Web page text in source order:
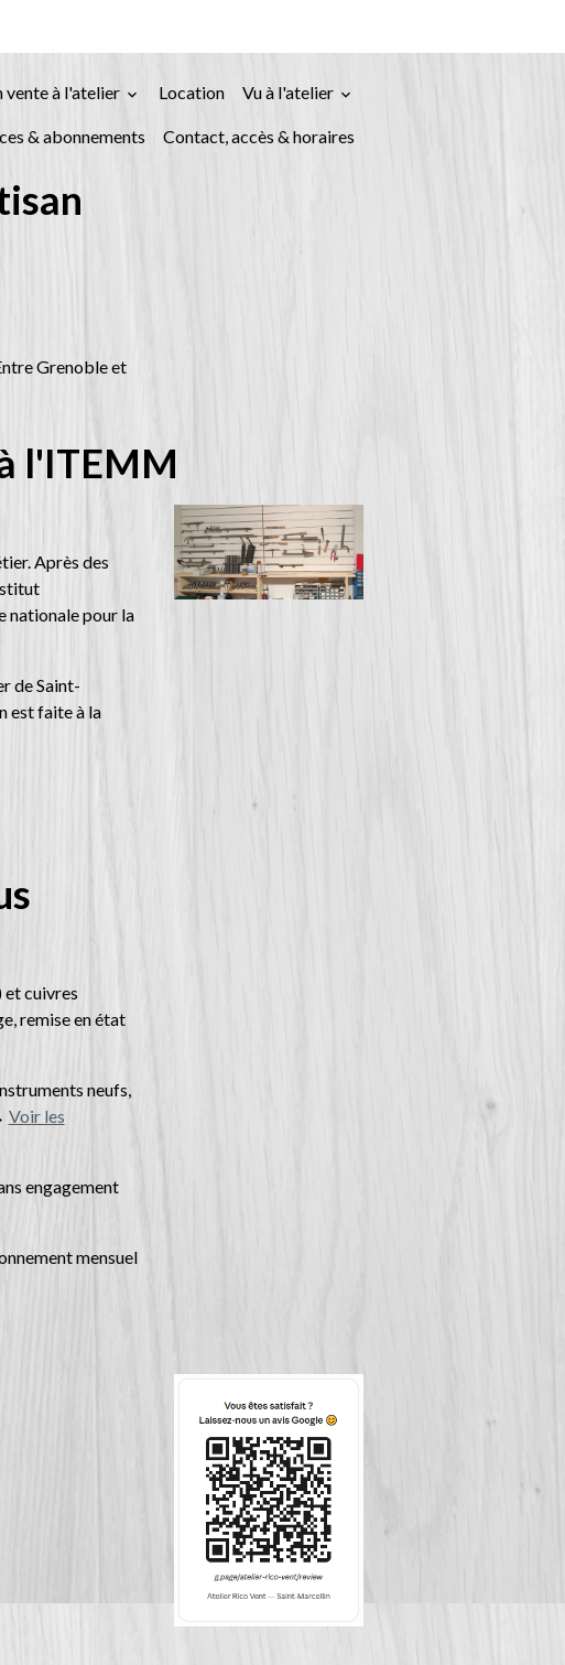
vente à l'atelier Location Vu à l'atelier
& abonnements Contact, accès & horaires
Grenoble et
l'ITEMM
Après des
nationale pour la
de Saint-
est faite à la
et cuivres
remise en état
neufs,
Voir les
engagement
mensuel